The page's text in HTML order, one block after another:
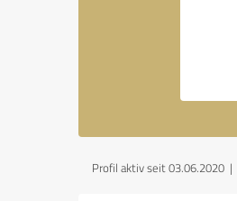
Profil aktiv seit 03.06.2020 |